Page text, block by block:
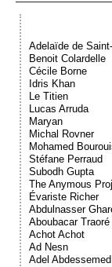
Adelaïde de
Benoit Colardelle
Cécile Borne
Idris Khan
Le Titien
Lucas Arruda
Maryan
Michal Rovner
Mohamed
Stéfane Perraud
Subodh Gupta
The Anymous
Évariste Richer
Abdulnasser
Aboubacar Traoré
Achot Achot
Ad Nesn
Adel Abdessemed